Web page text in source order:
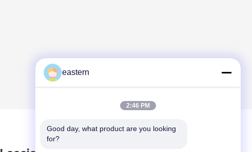
eastern
2:46 PM
Good day, what product are you looking
for?